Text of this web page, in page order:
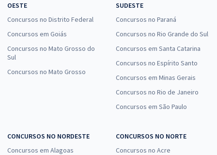
OESTE
Concursos no Distrito Federal
Concursos em Goiás
Concursos no Mato Grosso do
Sul
Concursos no Mato Grosso
SUDESTE
Concursos no Paraná
Concursos no Rio Grande do Sul
Concursos em Santa Catarina
Concursos no Espírito Santo
Concursos em Minas Gerais
Concursos no Rio de Janeiro
Concursos em São Paulo
CONCURSOS NO NORDESTE
Concursos em Alagoas
CONCURSOS NO NORTE
Concursos no Acre